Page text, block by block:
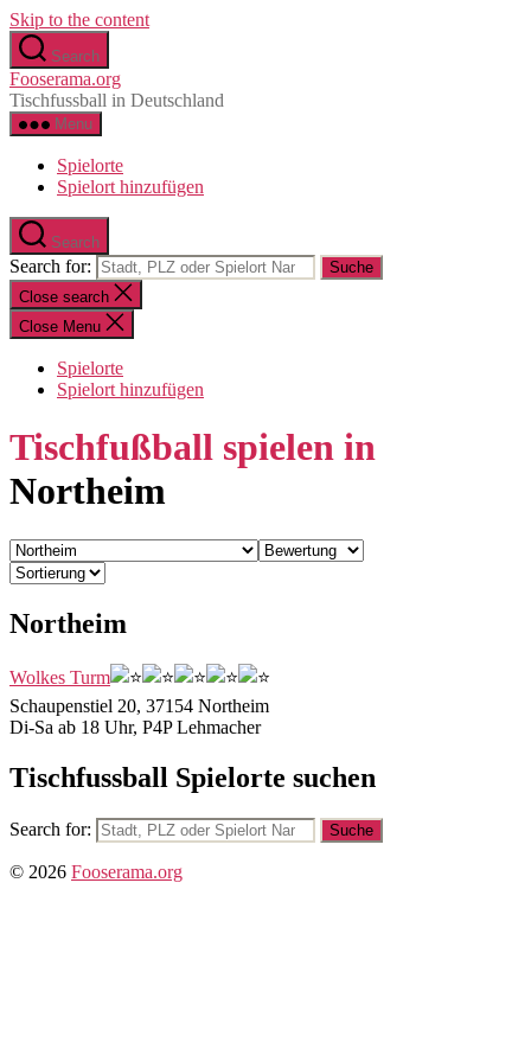
Skip to the content
Search
Fooserama.org
Tischfussball in Deutschland
Menu
Spielorte
Spielort hinzufügen
Search
Search for:
Close search
Close Menu
Spielorte
Spielort hinzufügen
Tischfußball spielen in
Northeim
Northeim
Wolkes Turm
Schaupenstiel 20, 37154 Northeim
Di-Sa ab 18 Uhr, P4P Lehmacher
Tischfussball Spielorte suchen
Search for:
© 2026 Fooserama.org